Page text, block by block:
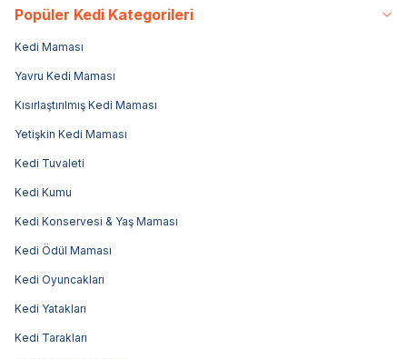
Popüler Kedi Kategorileri
Kedi Maması
Yavru Kedi Maması
Kısırlaştırılmış Kedi Maması
Yetişkin Kedi Maması
Kedi Tuvaleti
Kedi Kumu
Kedi Konservesi & Yaş Maması
Kedi Ödül Maması
Kedi Oyuncakları
Kedi Yatakları
Kedi Tarakları